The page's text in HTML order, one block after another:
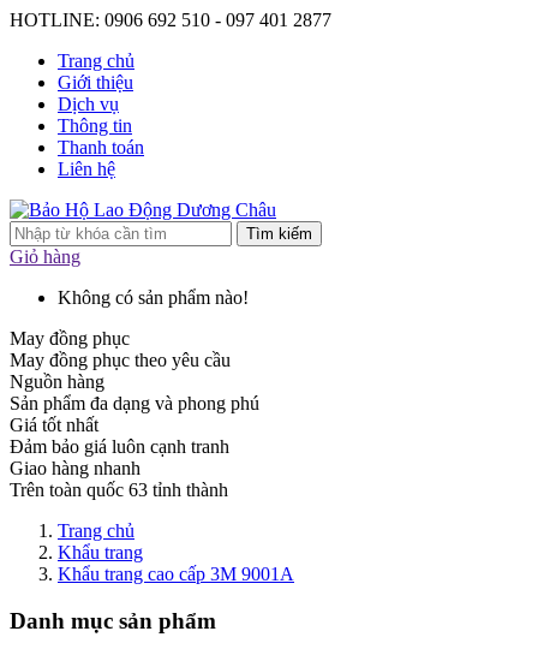
HOTLINE: 0906 692 510 - 097 401 2877
Trang chủ
Giới thiệu
Dịch vụ
Thông tin
Thanh toán
Liên hệ
Tìm kiếm
Giỏ hàng
Không có sản phẩm nào!
May đồng phục
May đồng phục theo yêu cầu
Nguồn hàng
Sản phẩm đa dạng và phong phú
Giá tốt nhất
Đảm bảo giá luôn cạnh tranh
Giao hàng nhanh
Trên toàn quốc 63 tỉnh thành
Trang chủ
Khẩu trang
Khẩu trang cao cấp 3M 9001A
Danh mục sản phẩm